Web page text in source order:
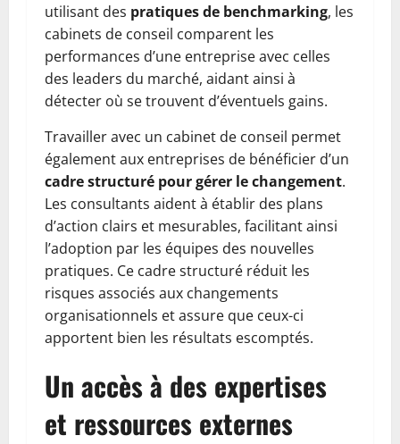
utilisant des pratiques de benchmarking, les
cabinets de conseil comparent les
performances d’une entreprise avec celles
des leaders du marché, aidant ainsi à
détecter où se trouvent d’éventuels gains.
Travailler avec un cabinet de conseil permet
également aux entreprises de bénéficier d’un
cadre structuré pour gérer le changement.
Les consultants aident à établir des plans
d’action clairs et mesurables, facilitant ainsi
l’adoption par les équipes des nouvelles
pratiques. Ce cadre structuré réduit les
risques associés aux changements
organisationnels et assure que ceux-ci
apportent bien les résultats escomptés.
Un accès à des expertises
et ressources externes